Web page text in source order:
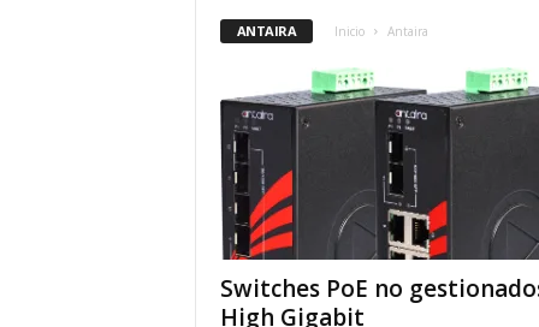
ANTAIRA Inicio Antaira
Switches PoE no
High Gigabit